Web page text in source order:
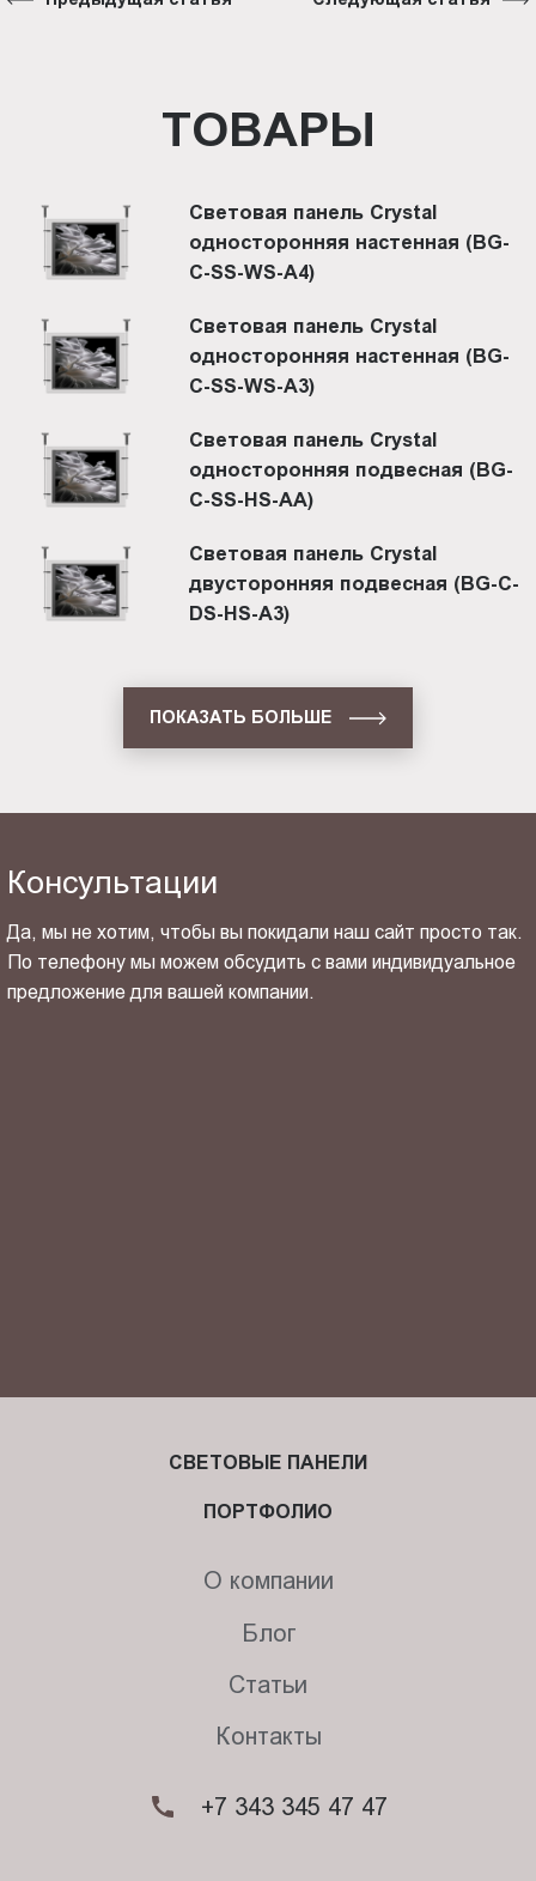
ТОВАРЫ
Световая панель Crystal
односторонняя настенная (BG-
C-SS-WS-A4)
Световая панель Crystal
односторонняя настенная (BG-
C-SS-WS-A3)
Световая панель Crystal
односторонняя подвесная (BG-
C-SS-HS-AА)
Световая панель Crystal
двусторонняя подвесная (BG-C-
DS-HS-A3)
ПОКАЗАТЬ БОЛЬШЕ
Консультации
Да, мы не хотим, чтобы вы покидали наш сайт просто так.
По телефону мы можем обсудить с вами индивидуальное
предложение для вашей компании.
ОТПРАВИТЬ СВОЙ КОНТАКТ
СВЕТОВЫЕ ПАНЕЛИ
ПОРТФОЛИО
О компании
Блог
Статьи
Контакты
+7 343 345 47 47